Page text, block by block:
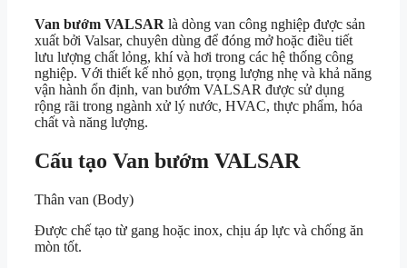
Van bướm VALSAR là dòng van công nghiệp được sản
xuất bởi Valsar, chuyên dùng để đóng mở hoặc điều tiết
lưu lượng chất lỏng, khí và hơi trong các hệ thống công
nghiệp. Với thiết kế nhỏ gọn, trọng lượng nhẹ và khả năng
vận hành ổn định, van bướm VALSAR được sử dụng
rộng rãi trong ngành xử lý nước, HVAC, thực phẩm, hóa
chất và năng lượng.
Cấu tạo Van bướm VALSAR
Thân van (Body)
Được chế tạo từ gang hoặc inox, chịu áp lực và chống ăn
mòn tốt.